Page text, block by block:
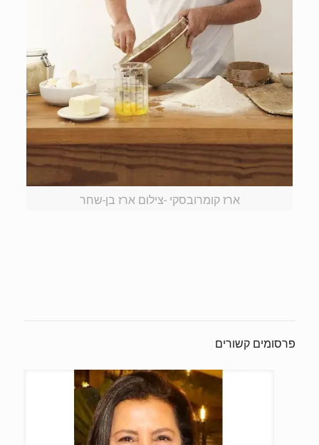
ארז קומרובסקי -צילום ארז בן-שחר
פרסומים קשורים